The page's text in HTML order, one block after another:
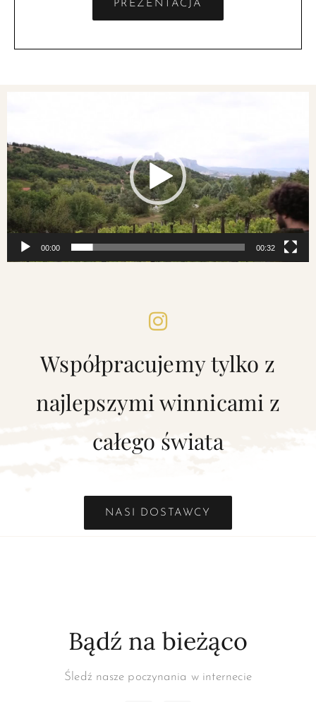
PREZENTACJA
Współpracujemy tylko z
najlepszymi winnicami z
całego świata
NASI DOSTAWCY
00:00 00:32
Bądź na bieżąco
Śledź nasze poczynania w internecie